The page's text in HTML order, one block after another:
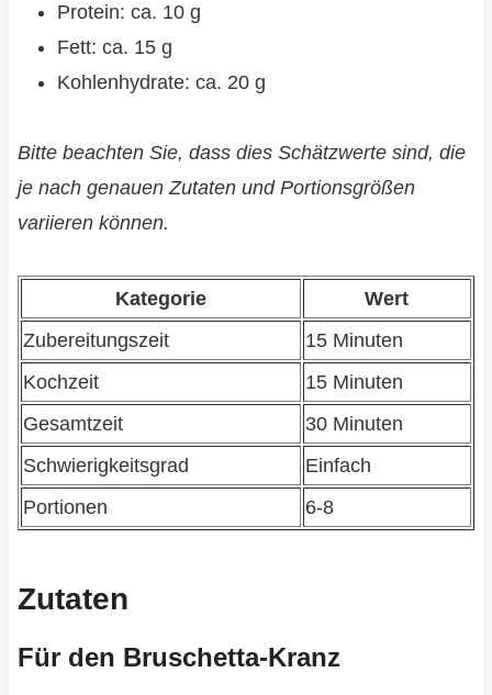
Protein: ca. 10 g
Fett: ca. 15 g
Kohlenhydrate: ca. 20 g
Bitte beachten Sie, dass dies Schätzwerte sind, die
je nach genauen Zutaten und Portionsgrößen
variieren können.
Kategorie
Wert
Zubereitungszeit
15 Minuten
Kochzeit
15 Minuten
Gesamtzeit
30 Minuten
Schwierigkeitsgrad
Einfach
Portionen
6-8
Zutaten
Für den Bruschetta-Kranz